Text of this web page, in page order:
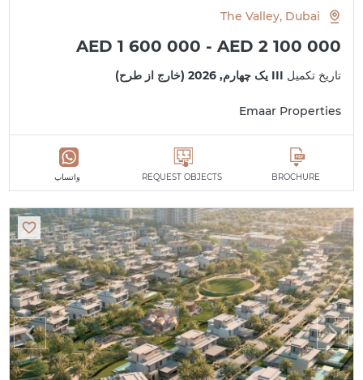
The Valley, Dubai
AED 1 600 000 - AED 2 100 000
تاریخ تکمیل III یک چهارم, 2026 (خارج از طرح)
Emaar Properties
BROCHURE
REQUEST OBJECTS واتساپ